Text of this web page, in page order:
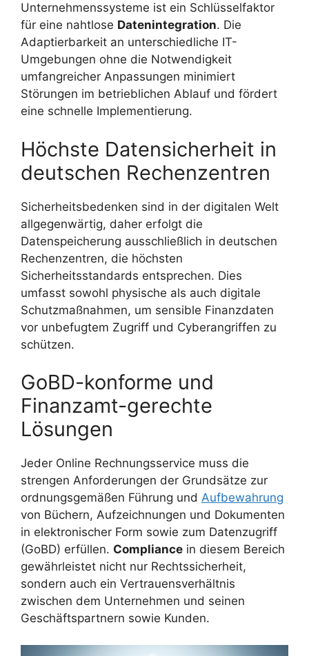
Unternehmenssysteme ist ein Schlüsselfaktor
für eine nahtlose Datenintegration. Die
Adaptierbarkeit an unterschiedliche IT-
Umgebungen ohne die Notwendigkeit
umfangreicher Anpassungen minimiert
Störungen im betrieblichen Ablauf und fördert
eine schnelle Implementierung.
Höchste Datensicherheit in
deutschen Rechenzentren
Sicherheitsbedenken sind in der digitalen Welt
allgegenwärtig, daher erfolgt die
Datenspeicherung ausschließlich in deutschen
Rechenzentren, die höchsten
Sicherheitsstandards entsprechen. Dies
umfasst sowohl physische als auch digitale
Schutzmaßnahmen, um sensible Finanzdaten
vor unbefugtem Zugriff und Cyberangriffen zu
schützen.
GoBD-konforme und
Finanzamt-gerechte
Lösungen
Jeder Online Rechnungsservice muss die
strengen Anforderungen der Grundsätze zur
ordnungsgemäßen Führung und Aufbewahrung
von Büchern, Aufzeichnungen und Dokumenten
in elektronischer Form sowie zum Datenzugriff
(GoBD) erfüllen. Compliance in diesem Bereich
gewährleistet nicht nur Rechtssicherheit,
sondern auch ein Vertrauensverhältnis
zwischen dem Unternehmen und seinen
Geschäftspartnern sowie Kunden.